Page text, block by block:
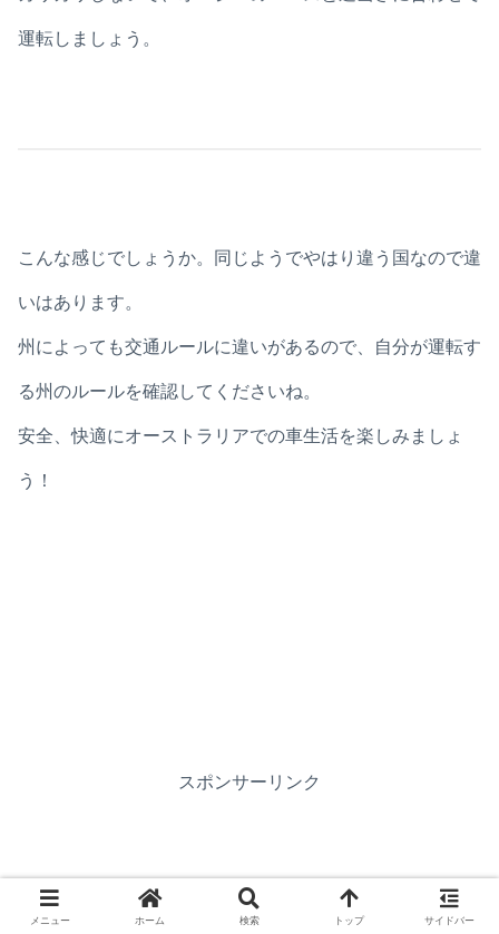
運転しましょう。
こんな感じでしょうか。同じようでやはり違う国なので違
いはあります。
州によっても交通ルールに違いがあるので、自分が運転す
る州のルールを確認してくださいね。
安全、快適にオーストラリアでの車生活を楽しみましょ
う！
スポンサーリンク
メニュー ホーム 検索 トップ サイドバー